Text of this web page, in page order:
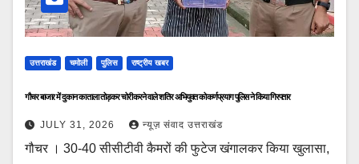
उत्तराखंड चमोली पुलिस राष्ट्रीय खबर
गौचर बाजार में दुकान का ताला तोड़कर चोरी करने वाले शातिर अभियुक्त को कर्णप्रयाग पुलिस ने किया गिरफ्तार
JULY 31, 2026 न्यूज़ संवाद उत्तराखंड
गौचर । 30-40 सीसीटीवी कैमरों की फुटेज खंगालकर किया खुलासा,